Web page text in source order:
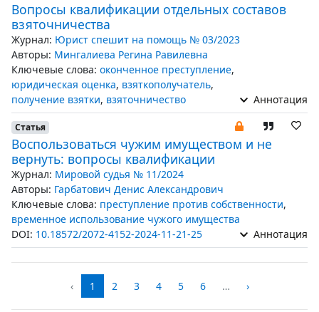
Вопросы квалификации отдельных составов
взяточничества
Журнал: Юрист спешит на помощь № 03/2023
Авторы: Мингалиева Регина Равилевна
Ключевые слова: оконченное преступление,
юридическая оценка, взяткополучатель,
получение взятки, взяточничество Аннотация
Статья
Воспользоваться чужим имуществом и не
вернуть: вопросы квалификации
Журнал: Мировой судья № 11/2024
Авторы: Гарбатович Денис Александрович
Ключевые слова: преступление против собственности,
временное использование чужого имущества
DOI: 10.18572/2072-4152-2024-11-21-25 Аннотация
‹ 1 2 3 4 5 6 … ›